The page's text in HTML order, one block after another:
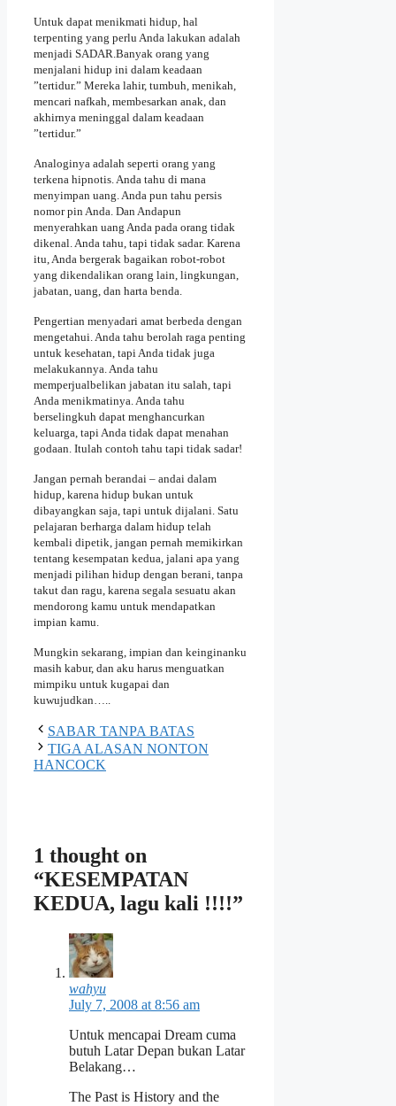
Untuk dapat menikmati hidup, hal
terpenting yang perlu Anda lakukan adalah
menjadi SADAR.Banyak orang yang
menjalani hidup ini dalam keadaan
”tertidur.” Mereka lahir, tumbuh, menikah,
mencari nafkah, membesarkan anak, dan
akhirnya meninggal dalam keadaan
”tertidur.”
Analoginya adalah seperti orang yang
terkena hipnotis. Anda tahu di mana
menyimpan uang. Anda pun tahu persis
nomor pin Anda. Dan Andapun
menyerahkan uang Anda pada orang tidak
dikenal. Anda tahu, tapi tidak sadar. Karena
itu, Anda bergerak bagaikan robot-robot
yang dikendalikan orang lain, lingkungan,
jabatan, uang, dan harta benda.
Pengertian menyadari amat berbeda dengan
mengetahui. Anda tahu berolah raga penting
untuk kesehatan, tapi Anda tidak juga
melakukannya. Anda tahu
memperjualbelikan jabatan itu salah, tapi
Anda menikmatinya. Anda tahu
berselingkuh dapat menghancurkan
keluarga, tapi Anda tidak dapat menahan
godaan. Itulah contoh tahu tapi tidak sadar!
Jangan pernah berandai – andai dalam
hidup, karena hidup bukan untuk
dibayangkan saja, tapi untuk dijalani. Satu
pelajaran berharga dalam hidup telah
kembali dipetik, jangan pernah memikirkan
tentang kesempatan kedua, jalani apa yang
menjadi pilihan hidup dengan berani, tanpa
takut dan ragu, karena segala sesuatu akan
mendorong kamu untuk mendapatkan
impian kamu.
Mungkin sekarang, impian dan keinginanku
masih kabur, dan aku harus menguatkan
mimpiku untuk kugapai dan
kuwujudkan…..
SABAR TANPA BATAS
TIGA ALASAN NONTON
HANCOCK
1 thought on
“KESEMPATAN
KEDUA, lagu kali !!!!”
wahyu
July 7, 2008 at 8:56 am
Untuk mencapai Dream cuma
butuh Latar Depan bukan Latar
Belakang…
The Past is History and the